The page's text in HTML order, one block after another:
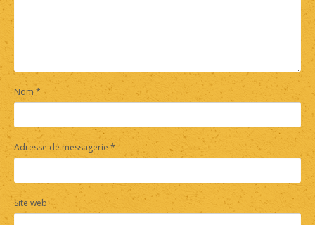
Nom*
Adresse de messagerie *
Site web